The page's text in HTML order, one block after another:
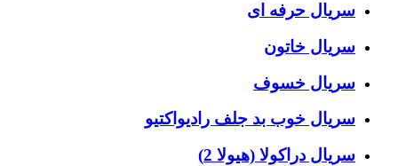
سریال حرفه ای
سریال خاتون
سریال خسوف
سریال خوب بد جلف رادیواکتیو
سریال دراکولا (هیولا 2)